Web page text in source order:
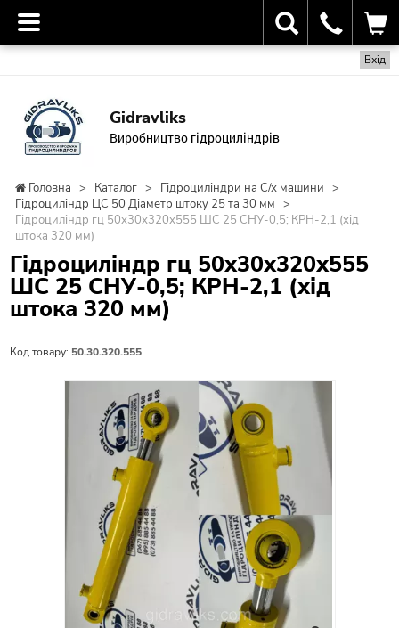
Вхід
Gidravliks
Виробництво гідроциліндрів
Головна > Каталог > Гідроциліндри на С/х машини >
Гідроциліндр ЦС 50 Діаметр штоку 25 та 30 мм >
Гідроциліндр гц 50х30х320х555 ШС 25 СНУ-0,5; КРН-2,1 (хід
штока 320 мм)
Гідроциліндр гц 50х30х320х555
ШС 25 СНУ-0,5; КРН-2,1 (хід
штока 320 мм)
Код товару: 50.30.320.555